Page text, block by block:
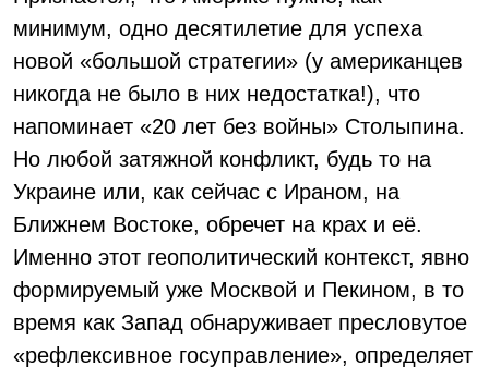
минимум, одно десятилетие для успеха
новой «большой стратегии» (у американцев
никогда не было в них недостатка!), что
напоминает «20 лет без войны» Столыпина.
Но любой затяжной конфликт, будь то на
Украине или, как сейчас с Ираном, на
Ближнем Востоке, обречет на крах и её.
Именно этот геополитический контекст, явно
формируемый уже Москвой и Пекином, в то
время как Запад обнаруживает пресловутое
«рефлексивное госуправление», определяет